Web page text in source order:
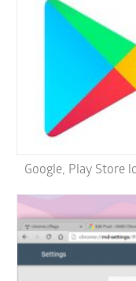
Google, Play Store